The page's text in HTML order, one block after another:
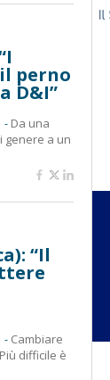
perno
D&I”
- Da una
genere a un
“Il
- Cambiare
difficile è